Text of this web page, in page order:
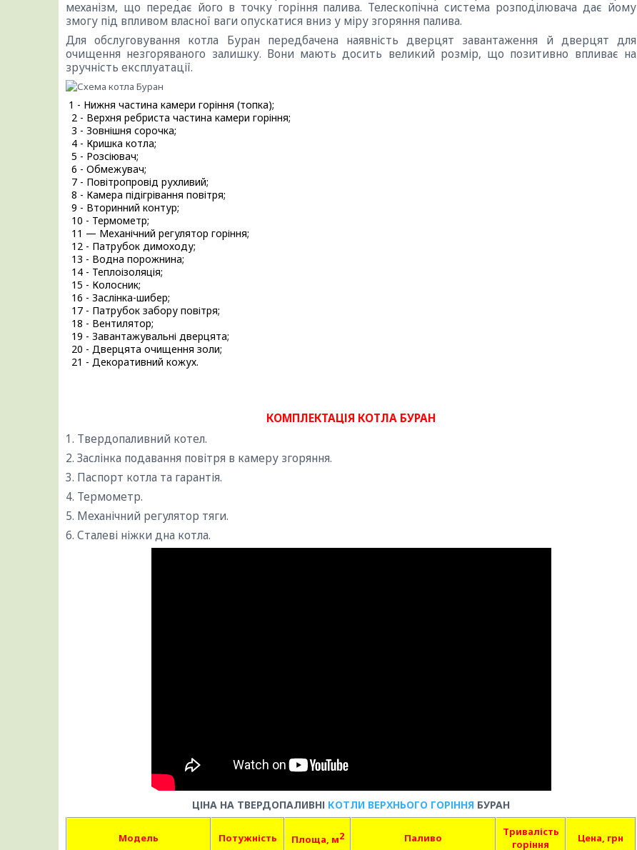
механізм, що передає його в точку горіння палива. Телескопічна система розподілювача дає йому
змогу під впливом власної ваги опускатися вниз у міру згоряння палива.
Для обслуговування котла Буран передбачена наявність дверцят завантаження й дверцят для
очищення незгоряваного залишку. Вони мають досить великий розмір, що позитивно впливає на
зручність експлуатації.
1 - Нижня частина камери горіння (топка);
2 - Верхня ребриста частина камери горіння;
3 - Зовнішня сорочка;
4 - Кришка котла;
5 - Розсіювач;
6 - Обмежувач;
7 - Повітропровід рухливий;
8 - Камера підігрівання повітря;
9 - Вторинний контур;
10 - Термометр;
11 — Механічний регулятор горіння;
12 - Патрубок димоходу;
13 - Водна порожнина;
14 - Теплоізоляція;
15 - Колосник;
16 - Заслінка-шибер;
17 - Патрубок забору повітря;
18 - Вентилятор;
19 - Завантажувальні дверцята;
20 - Дверцята очищення золи;
21 - Декоративний кожух.
КОМПЛЕКТАЦІЯ КОТЛА БУРАН
1. Твердопаливний котел.
2. Заслінка подавання повітря в камеру згоряння.
3. Паспорт котла та гарантія.
4. Термометр.
5. Механічний регулятор тяги.
6. Сталеві ніжки дна котла.
ЦІНА НА ТВЕРДОПАЛИВНІ КОТЛИ ВЕРХНЬОГО ГОРІННЯ БУРАН
Модель Потужність Площа, м2 Паливо
Тривалість
горіння
Цена, грн